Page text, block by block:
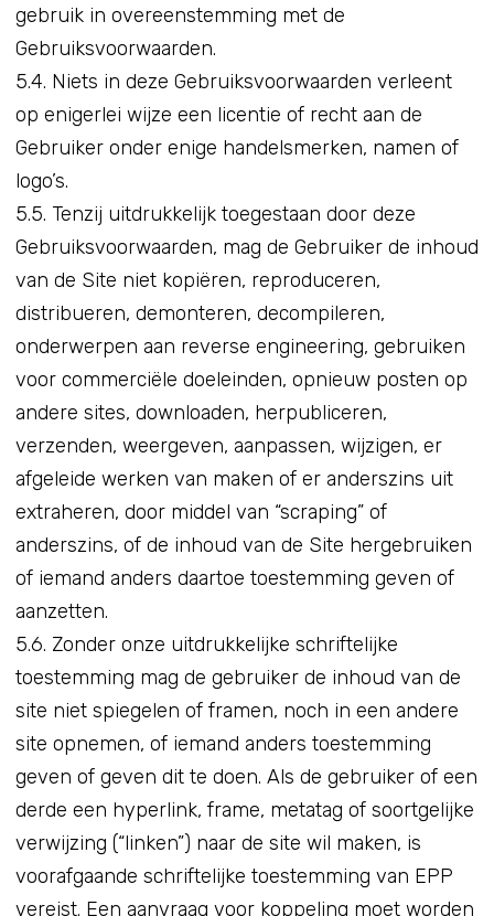
gebruik in overeenstemming met de
Gebruiksvoorwaarden.
5.4. Niets in deze Gebruiksvoorwaarden verleent
op enigerlei wijze een licentie of recht aan de
Gebruiker onder enige handelsmerken, namen of
logo’s.
5.5. Tenzij uitdrukkelijk toegestaan door deze
Gebruiksvoorwaarden, mag de Gebruiker de inhoud
van de Site niet kopiëren, reproduceren,
distribueren, demonteren, decompileren,
onderwerpen aan reverse engineering, gebruiken
voor commerciële doeleinden, opnieuw posten op
andere sites, downloaden, herpubliceren,
verzenden, weergeven, aanpassen, wijzigen, er
afgeleide werken van maken of er anderszins uit
extraheren, door middel van “scraping” of
anderszins, of de inhoud van de Site hergebruiken
of iemand anders daartoe toestemming geven of
aanzetten.
5.6. Zonder onze uitdrukkelijke schriftelijke
toestemming mag de gebruiker de inhoud van de
site niet spiegelen of framen, noch in een andere
site opnemen, of iemand anders toestemming
geven of geven dit te doen. Als de gebruiker of een
derde een hyperlink, frame, metatag of soortgelijke
verwijzing (“linken”) naar de site wil maken, is
voorafgaande schriftelijke toestemming van EPP
vereist. Een aanvraag voor koppeling moet worden